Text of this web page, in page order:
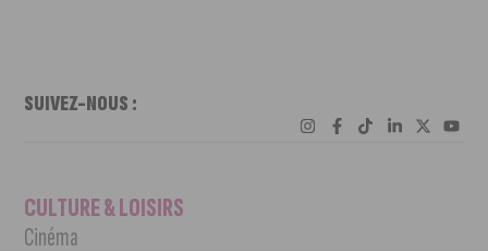
SUIVEZ-NOUS :
CULTURE & LOISIRS
Cinéma